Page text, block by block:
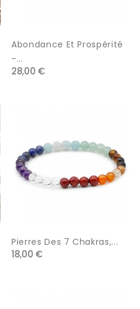
Abondance Et Prospérité
-...
28,00 €
Pierres Des 7 Chakras,...
18,00 €